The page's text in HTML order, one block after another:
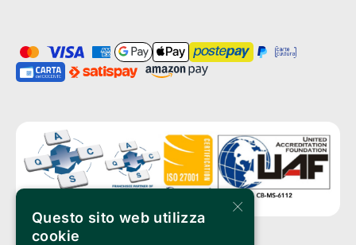
×
Questo sito web utilizza
cookie